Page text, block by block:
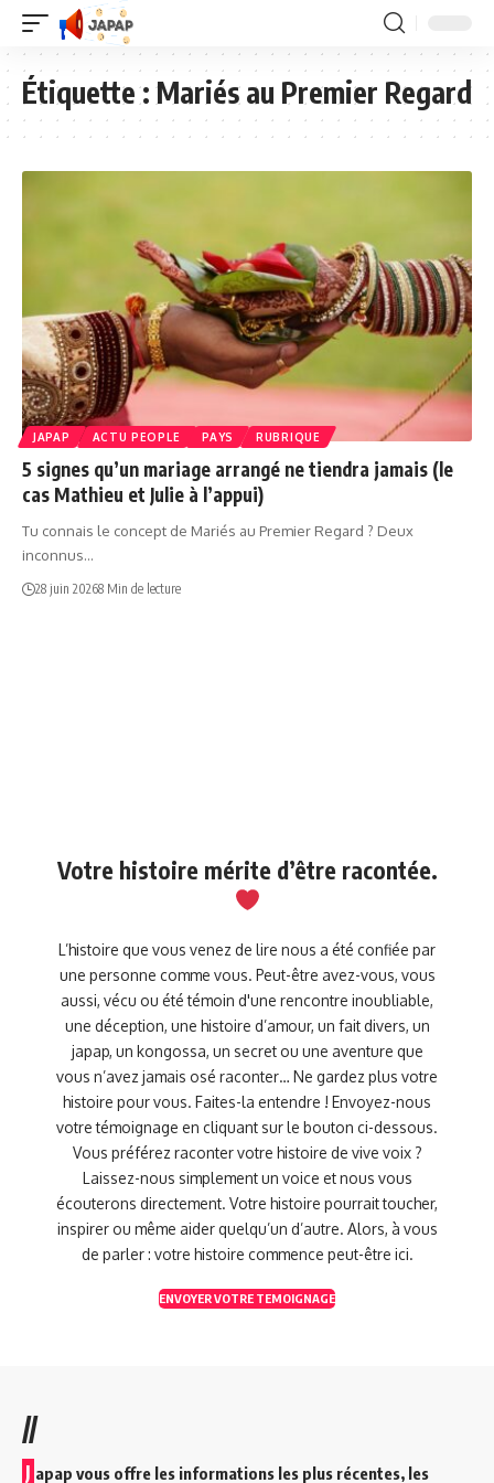
Étiquette :Mariés au Premier Regard
JAPAP ACTU PEOPLE PAYS RUBRIQUE
5 signes qu’un mariage arrangé ne tiendra jamais (le
cas Mathieu et Julie à l’appui)
Tu connais le concept de Mariés au Premier Regard ? Deux
inconnus…
28 juin 20268 Min de lecture
Votre histoire mérite d’être racontée.
L’histoire que vous venez de lire nous a été confiée par
une personne comme vous. Peut-être avez-vous, vous
aussi, vécu ou été témoin d'une rencontre inoubliable,
une déception, une histoire d’amour, un fait divers, un
japap, un kongossa, un secret ou une aventure que
vous n’avez jamais osé raconter… Ne gardez plus votre
histoire pour vous. Faites-la entendre ! Envoyez-nous
votre témoignage en cliquant sur le bouton ci-dessous.
Vous préférez raconter votre histoire de vive voix ?
Laissez-nous simplement un voice et nous vous
écouterons directement. Votre histoire pourrait toucher,
inspirer ou même aider quelqu’un d’autre. Alors, à vous
de parler : votre histoire commence peut-être ici.
ENVOYER VOTRE TEMOIGNAGE
//
J apap vous offre les informations les plus récentes, les